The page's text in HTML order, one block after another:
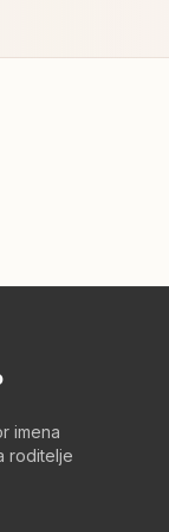
imena
roditelje